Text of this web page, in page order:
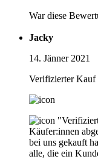
War diese
Jacky
14. Jänner 2021
Verifizierter Kauf
Käufer:innen
bei uns gekauft
alle, die ein